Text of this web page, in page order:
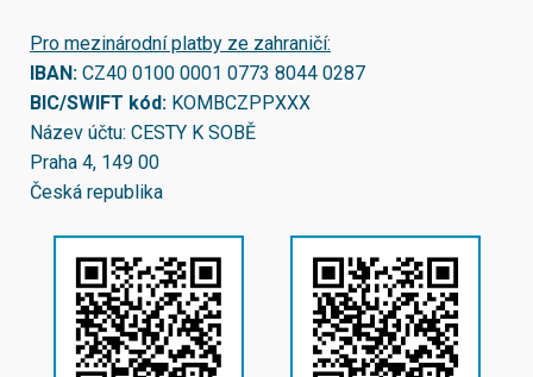
Pro mezinárodní platby ze zahraničí:
IBAN: CZ40 0100 0001 0773 8044 0287
BIC/SWIFT kód: KOMBCZPPXXX
Název účtu: CESTY K SOBĚ
Praha 4, 149 00
Česká republika